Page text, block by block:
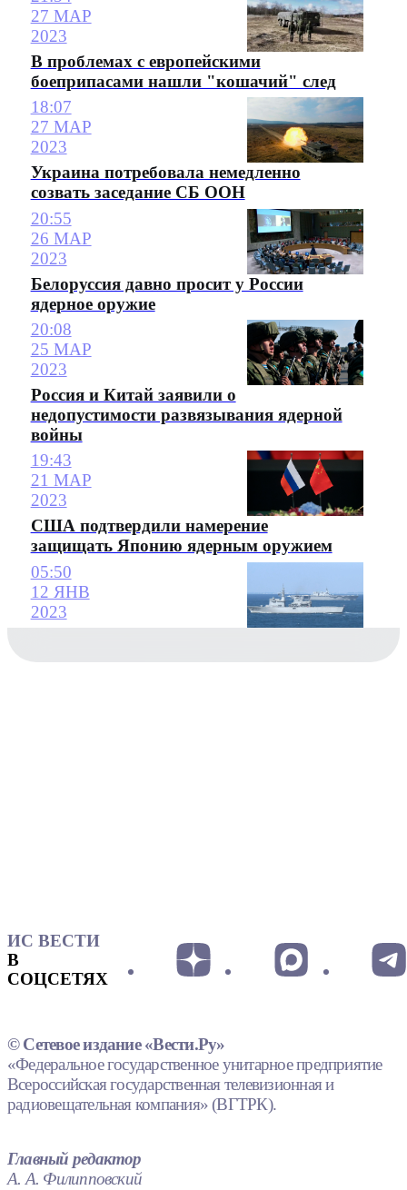
27 МАР
2023
В проблемах с европейскими
боеприпасами нашли "кошачий" след
18:07
27 МАР
2023
Украина потребовала немедленно
созвать заседание СБ ООН
20:55
26 МАР
2023
Белоруссия давно просит у России
ядерное оружие
20:08
25 МАР
2023
Россия и Китай заявили о
недопустимости развязывания ядерной
войны
19:43
21 МАР
2023
США подтвердили намерение
защищать Японию ядерным оружием
05:50
12 ЯНВ
2023
ИС ВЕСТИ
В
СОЦСЕТЯХ
© Сетевое издание «Вести.Ру»
«Федеральное государственное унитарное предприятие
Всероссийская государственная телевизионная и
радиовещательная компания» (ВГТРК).
Главный редактор
А. А. Филипповский